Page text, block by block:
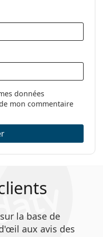
données
mon commentaire
la base de
aux avis des